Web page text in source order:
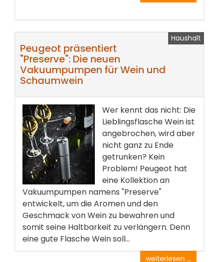
Haushalt
Peugeot präsentiert
"Preserve": Die neuen
Vakuumpumpen für Wein und
Schaumwein
Wer kennt das nicht: Die
Lieblingsflasche Wein ist
angebrochen, wird aber
nicht ganz zu Ende
getrunken? Kein
Problem! Peugeot hat
eine Kollektion an
Vakuumpumpen namens "Preserve"
entwickelt, um die Aromen und den
Geschmack von Wein zu bewahren und
somit seine Haltbarkeit zu verlängern. Denn
eine gute Flasche Wein soll...
weiterlesen ...